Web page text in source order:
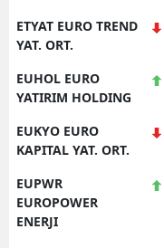
ETYAT EURO TREND
YAT. ORT.
EUHOL EURO
YATIRIM HOLDING
EUKYO EURO
KAPITAL YAT. ORT.
EUPWR
EUROPOWER
ENERJI